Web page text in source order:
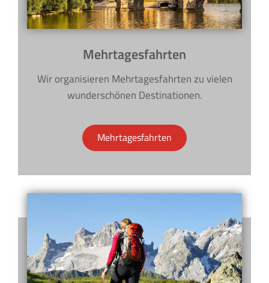
Mehrtagesfahrten
Wir organisieren Mehrtagesfahrten zu vielen
wunderschönen Destinationen.
Mehrtagesfahrten